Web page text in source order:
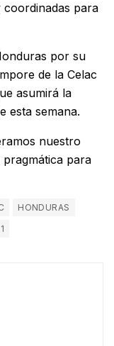
para
por su
de la Celac
asumirá la
esta semana.
nuestro
para
HONDURAS